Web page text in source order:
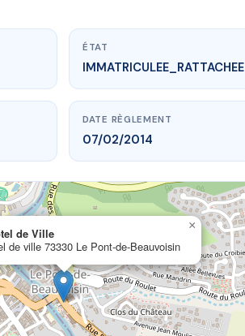
Ville
de-Beauvoisin
ÉTAT
IMMATRICULEE_RATTACHEE
DATE RÈGLEMENT
07/02/2014
de Ville
de ville 73330 Le Pont-de-Beauvoisin
×